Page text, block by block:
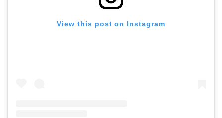
View this post on Instagram